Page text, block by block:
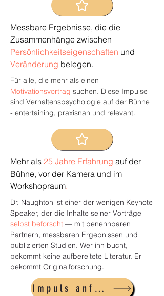
Messbare Ergebnisse, die die
Zusammenhänge zwischen
Persönlichkeitseigenschaften und
Veränderung belegen.
Für alle, die mehr als einen
Motivationsvortrag suchen. Diese Impulse
sind Verhaltenspsychologie auf der Bühne
- entertaining, praxisnah und relevant.
Mehr als 25 Jahre Erfahrung auf der
Bühne, vor der Kamera und im
Workshopraum.
Dr. Naughton ist einer der wenigen Keynote
Speaker, der die Inhalte seiner Vorträge
selbst beforscht — mit benennbaren
Partnern, messbaren Ergebnissen und
publizierten Studien. Wer ihn bucht,
bekommt keine aufbereitete Literatur. Er
bekommt Originalforschung.
Impuls anfragen